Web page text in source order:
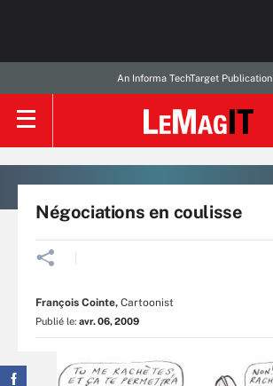
An Informa TechTarget Publication
Négociations en coulisse
François Cointe, Cartoonist
Publié le: avr. 06, 2009